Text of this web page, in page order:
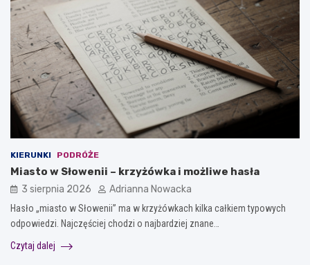
KIERUNKI PODRÓŻE
Miasto w Słowenii – krzyżówka i możliwe hasła
3 sierpnia 2026 Adrianna Nowacka
Hasło „miasto w Słowenii” ma w krzyżówkach kilka całkiem typowych
odpowiedzi. Najczęściej chodzi o najbardziej znane…
Czytaj dalej